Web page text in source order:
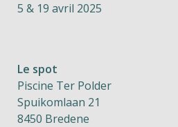
5 & 19 avril 2025
Le spot
Piscine Ter Polder
Spuikomlaan 21
8450 Bredene